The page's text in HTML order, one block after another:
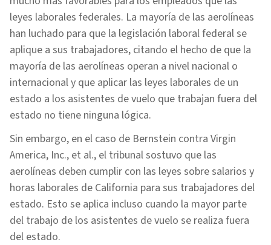
leyes laborales federales. La mayoría de las aerolíneas
han luchado para que la legislación laboral federal se
aplique a sus trabajadores, citando el hecho de que la
mayoría de las aerolíneas operan a nivel nacional o
internacional y que aplicar las leyes laborales de un
estado a los asistentes de vuelo que trabajan fuera del
estado no tiene ninguna lógica.
Sin embargo, en el caso de Bernstein contra Virgin
America, Inc., et al., el tribunal sostuvo que las
aerolíneas deben cumplir con las leyes sobre salarios y
horas laborales de California para sus trabajadores del
estado. Esto se aplica incluso cuando la mayor parte
del trabajo de los asistentes de vuelo se realiza fuera
del estado.